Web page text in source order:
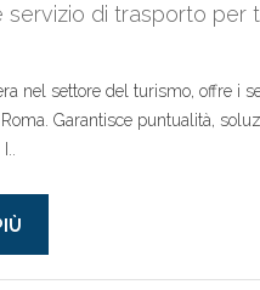
servizio di trasporto per
nel settore del turismo, offre i
Garantisce puntualità,